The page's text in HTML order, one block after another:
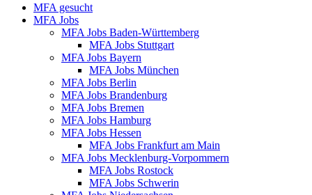
MFA gesucht
MFA Jobs
MFA Jobs Baden-Württemberg
MFA Jobs Stuttgart
MFA Jobs Bayern
MFA Jobs München
MFA Jobs Berlin
MFA Jobs Brandenburg
MFA Jobs Bremen
MFA Jobs Hamburg
MFA Jobs Hessen
MFA Jobs Frankfurt am Main
MFA Jobs Mecklenburg-Vorpommern
MFA Jobs Rostock
MFA Jobs Schwerin